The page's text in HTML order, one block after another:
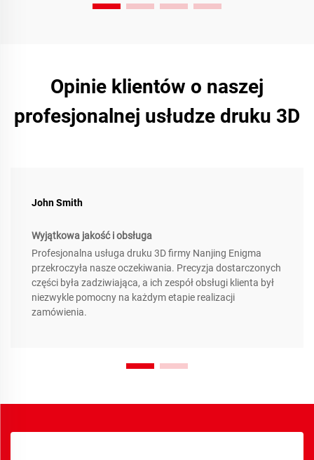
Opinie klientów o naszej
profesjonalnej usłudze druku 3D
John Smith
Wyjątkowa jakość i obsługa
Profesjonalna usługa druku 3D firmy Nanjing Enigma
przekroczyła nasze oczekiwania. Precyzja dostarczonych
części była zadziwiająca, a ich zespół obsługi klienta był
niezwykle pomocny na każdym etapie realizacji
zamówienia.